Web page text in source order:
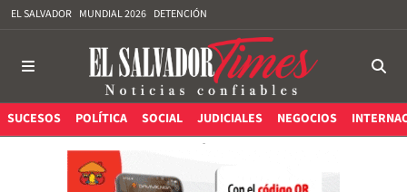
EL SALVADOR MUNDIAL 2026 DETENCIÓN
SUCESOS POLÍTICA SOCIAL JUDICIALES NEGOCIOS